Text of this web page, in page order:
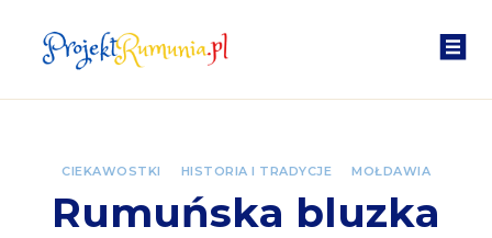
CIEKAWOSTKI HISTORIA I TRADYCJE MOŁDAWIA
Rumuńska bluzka